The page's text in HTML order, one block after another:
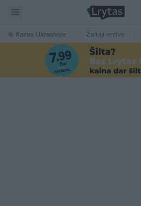
Karas Ukrainoje Žalioji erdvė